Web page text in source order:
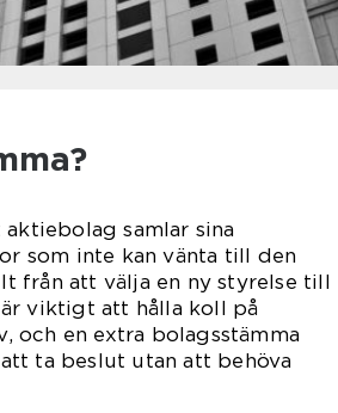
samlar sina
som inte kan vänta till den
från att välja en ny styrelse till
viktigt att hålla koll på
och en extra bolagsstämma
ta beslut utan att behöva